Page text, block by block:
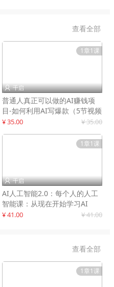
查看全部
1章1课
 千启
普通人真正可以做的AI赚钱项
目-如何利用AI写爆款（5节视频
课）
¥ 35.00 ¥ 35.00
1章1课
 千启
AI人工智能2.0：每个人的人工
智能课：从现在开始学习AI
¥ 41.00 ¥ 41.00
查看全部
1章1课